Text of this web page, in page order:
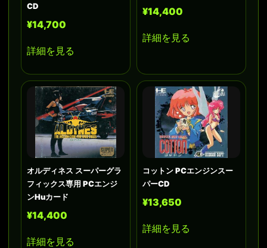
CD
¥14,700
詳細を見る
¥14,400
詳細を見る
オルディネス スーパーグラ
フィックス専用 PCエンジ
ンHuカード
¥14,400
詳細を見る
コットン PCエンジンスー
パーCD
¥13,650
詳細を見る